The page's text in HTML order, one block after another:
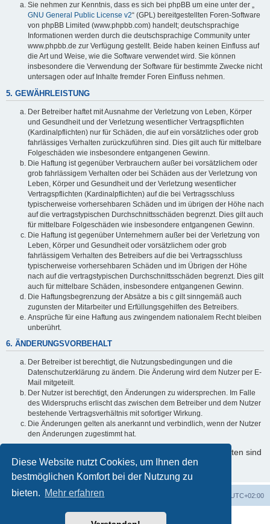
Diese Website nutzt Cookies, um Ihnen den
bestmöglichen Komfort bei der Nutzung zu
bieten. Mehr erfahren
Sie nehmen zur Kenntnis, dass es sich bei phpBB um eine unter der „
GNU General Public License v2“ (GPL) bereitgestellten Foren-Software
von phpBB Limited (www.phpbb.com) handelt; deutschsprachige
Informationen werden durch die deutschsprachige Community unter
www.phpbb.de zur Verfügung gestellt. Beide haben keinen Einfluss auf
die Art und Weise, wie die Software verwendet wird. Sie können
insbesondere die Verwendung der Software für bestimmte Zwecke nicht
untersagen oder auf Inhalte fremder Foren Einfluss nehmen.
5. GEWÄHRLEISTUNG
Der Betreiber haftet mit Ausnahme der Verletzung von Leben, Körper
und Gesundheit und der Verletzung wesentlicher Vertragspflichten
(Kardinalpflichten) nur für Schäden, die auf ein vorsätzliches oder grob
fahrlässiges Verhalten zurückzuführen sind. Dies gilt auch für mittelbare
Folgeschäden wie insbesondere entgangenen Gewinn.
Die Haftung ist gegenüber Verbrauchern außer bei vorsätzlichem oder
grob fahrlässigem Verhalten oder bei Schäden aus der Verletzung von
Leben, Körper und Gesundheit und der Verletzung wesentlicher
Vertragspflichten (Kardinalpflichten) auf die bei Vertragsschluss
typischerweise vorhersehbaren Schäden und im übrigen der Höhe nach
auf die vertragstypischen Durchschnittsschäden begrenzt. Dies gilt auch
für mittelbare Folgeschäden wie insbesondere entgangenen Gewinn.
Die Haftung ist gegenüber Unternehmern außer bei der Verletzung von
Leben, Körper und Gesundheit oder vorsätzlichem oder grob
fahrlässigem Verhalten des Betreibers auf die bei Vertragsschluss
typischerweise vorhersehbaren Schäden und im Übrigen der Höhe
nach auf die vertragstypischen Durchschnittsschäden begrenzt. Dies gilt
auch für mittelbare Schäden, insbesondere entgangenen Gewinn.
Die Haftungsbegrenzung der Absätze a bis c gilt sinngemäß auch
zugunsten der Mitarbeiter und Erfüllungsgehilfen des Betreibers.
Ansprüche für eine Haftung aus zwingendem nationalem Recht bleiben
unberührt.
6. ÄNDERUNGSVORBEHALT
Der Betreiber ist berechtigt, die Nutzungsbedingungen und die
Datenschutzerklärung zu ändern. Die Änderung wird dem Nutzer per E-
Mail mitgeteilt.
Der Nutzer ist berechtigt, den Änderungen zu widersprechen. Im Falle
des Widerspruchs erlischt das zwischen dem Betreiber und dem Nutzer
bestehende Vertragsverhältnis mit sofortiger Wirkung.
Die Änderungen gelten als anerkannt und verbindlich, wenn der Nutzer
den Änderungen zugestimmt hat.
Informationen über den Umgang mit Ihren persönlichen Daten sind
in der Datenschutzerklärung enthalten.
Foren-Übersicht UTC+02:00